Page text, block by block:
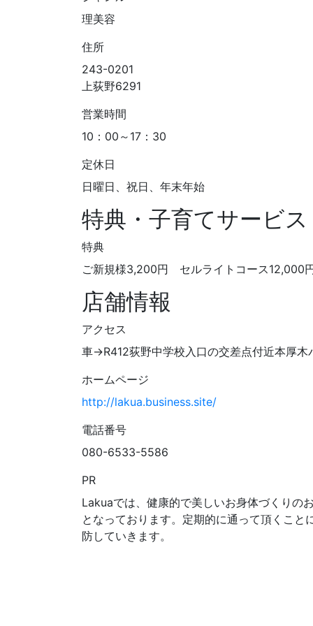
理美容
住所
243-0201
上荻野6291
営業時間
10：00～17：30
定休日
日曜日、祝日、年末年始
特典・子育てサービス
特典
ご新規様3,200円 セルライトコース12,000
店舗情報
アクセス
車→R412荻野中学校入口の交差点付近本厚
ホームページ
http://lakua.business.site/
電話番号
080-6533-5586
PR
Lakuaでは、健康的で美しいお身体づくりの
となっております。定期的に通って頂くこ
防していきます。